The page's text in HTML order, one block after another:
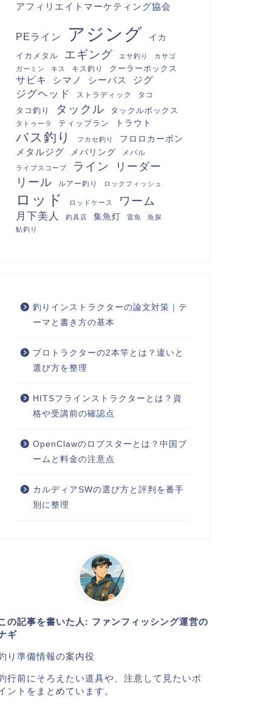
アフィリエイトマーケティング協会
PEライン アジング イカ
イカメタル エギング エサ釣り
カサゴ
ガーミン
キス キス釣り クーラーボックス
サビキ シマノ シーバス ジグ
ジグヘッド ストラディック タコ
タコ釣り タックル タックルボックス
タトゥーラ ティップラン トラウト
バス釣り フカセ釣り フロロカーボン
メタルジグ メバリング メバル
ライブスコープ ライン リーダー
リール ルアー釣り ロックフィッシュ
ロッド ロッドケース ワーム
月下美人 釣具店 集魚灯 雷魚
魚探
鮎釣り
釣りインストラクターの論文対策｜テ
ーマと書き方の基本
プロトラクターの2本竿とは？違いと
選び方を整理
HITSフラインストラクターとは？資
格や受講前の確認点
OpenClawのロブスターとは？中国ブ
ームと料金の注意点
カルディアSWの選び方と評判を番手
別に整理
の記事を書いた人: ファンフィッシング運営の
ギ
り準備情報の案内役
行前にそろえたい道具や、注意して見たいポ
ントをまとめています。